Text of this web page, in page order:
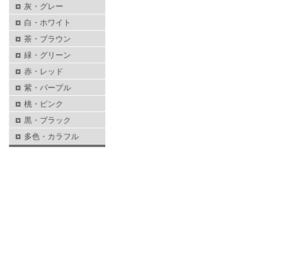
灰・グレー
白・ホワイト
茶・ブラウン
緑・グリーン
赤・レッド
紫・パープル
桃・ピンク
黒・ブラック
多色・カラフル